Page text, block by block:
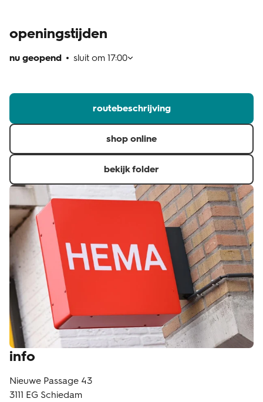
openingstijden
nu geopend sluit om 17:00
routebeschrijving
shop online
bekijk folder
info
Nieuwe Passage 43
3111 EG Schiedam